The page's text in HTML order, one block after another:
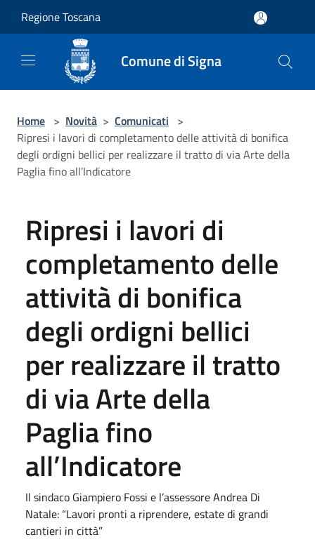
Regione Toscana
Comune di Signa
Home > Novità > Comunicati >
Ripresi i lavori di completamento delle attività di bonifica
degli ordigni bellici per realizzare il tratto di via Arte della
Paglia fino all’Indicatore
Ripresi i lavori di
completamento delle
attività di bonifica
degli ordigni bellici
per realizzare il tratto
di via Arte della
Paglia fino
all’Indicatore
Il sindaco Giampiero Fossi e l’assessore Andrea Di
Natale: “Lavori pronti a riprendere, estate di grandi
cantieri in città”